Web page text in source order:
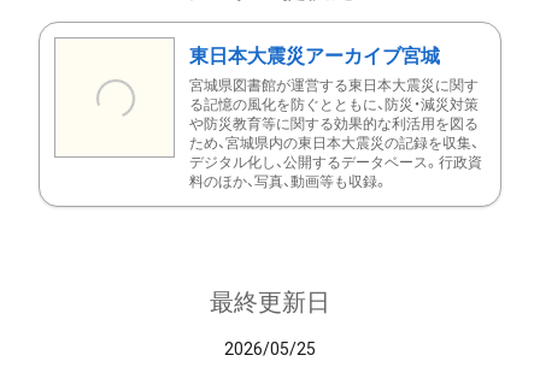
東日本大震災アーカイブ宮城
宮城県図書館が運営する東日本大震災に関す
る記憶の風化を防ぐとともに、防災・減災対策
や防災教育等に関する効果的な利活用を図る
ため、宮城県内の東日本大震災の記録を収集、
デジタル化し、公開するデータベース。行政資
料のほか、写真、動画等も収録。
最終更新日
2026/05/25